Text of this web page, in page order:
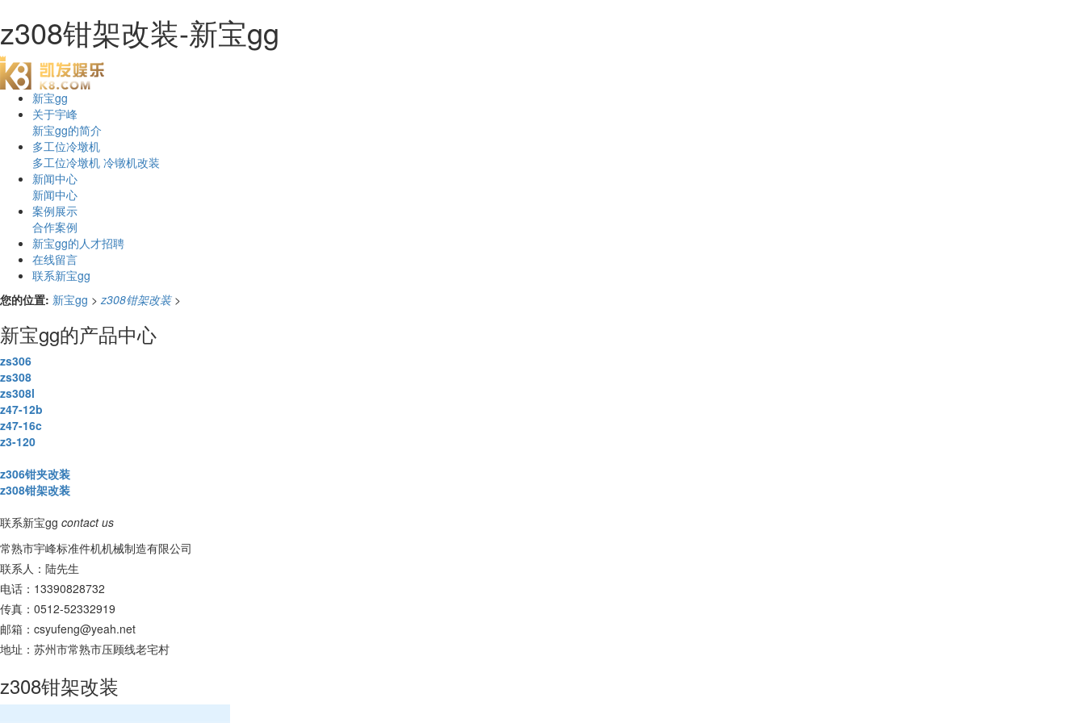
z308钳架改装-新宝gg
新宝gg
关于宇峰
新宝gg的简介
多工位冷墩机
多工位冷墩机 冷镦机改装
新闻中心
新闻中心
案例展示
合作案例
新宝gg的人才招聘
在线留言
联系新宝gg
您的位置: 新宝gg >z308钳架改装 >
新宝gg的产品中心
zs306
zs308
zs308l
z47-12b
z47-16c
z3-120
z306钳夹改装
z308钳架改装
联系新宝gg contact us
常熟市宇峰标准件机机械制造有限公司
联系人：陆先生
电话：13390828732
传真：0512-52332919
邮箱： csyufeng@yeah.net
地址：苏州市常熟市压顾线老宅村
z308钳架改装